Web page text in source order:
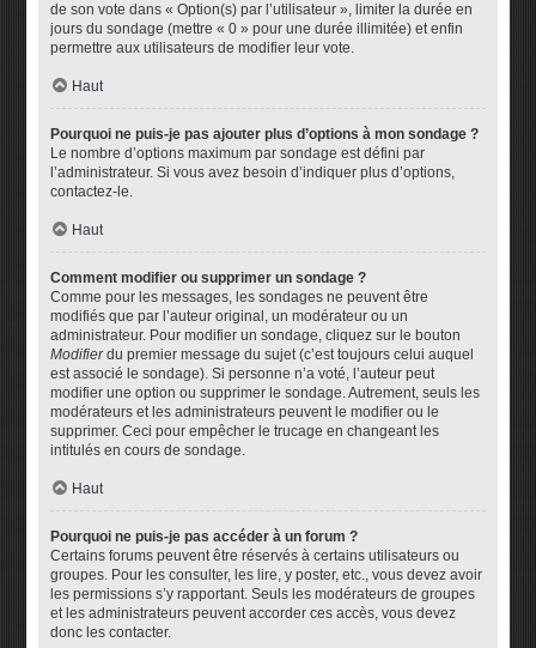
de son vote dans « Option(s) par l’utilisateur », limiter la durée en
jours du sondage (mettre « 0 » pour une durée illimitée) et enfin
permettre aux utilisateurs de modifier leur vote.
Haut
Pourquoi ne puis-je pas ajouter plus d’options à mon sondage ?
Le nombre d’options maximum par sondage est défini par
l’administrateur. Si vous avez besoin d’indiquer plus d’options,
contactez-le.
Haut
Comment modifier ou supprimer un sondage ?
Comme pour les messages, les sondages ne peuvent être
modifiés que par l’auteur original, un modérateur ou un
administrateur. Pour modifier un sondage, cliquez sur le bouton
Modifierdu premier message du sujet (c’est toujours celui auquel
est associé le sondage). Si personne n’a voté, l’auteur peut
modifier une option ou supprimer le sondage. Autrement, seuls les
modérateurs et les administrateurs peuvent le modifier ou le
supprimer. Ceci pour empêcher le trucage en changeant les
intitulés en cours de sondage.
Haut
Pourquoi ne puis-je pas accéder à un forum ?
Certains forums peuvent être réservés à certains utilisateurs ou
groupes. Pour les consulter, les lire, y poster, etc., vous devez avoir
les permissions s’y rapportant. Seuls les modérateurs de groupes
et les administrateurs peuvent accorder ces accès, vous devez
donc les contacter.